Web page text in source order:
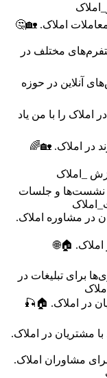
املاک. 🏡🤔
مختلف در
آنلاین در حوزه
املاک را با من یاد
در املاک. 🏡🌈
_املاک
نشست‌ها و جلسات
در مشاوره املاک.
🏠🌐
برای تبلیغات در
در املاک. 🏠🎣
با مشتریان در املاک.
مشاوران املاک.